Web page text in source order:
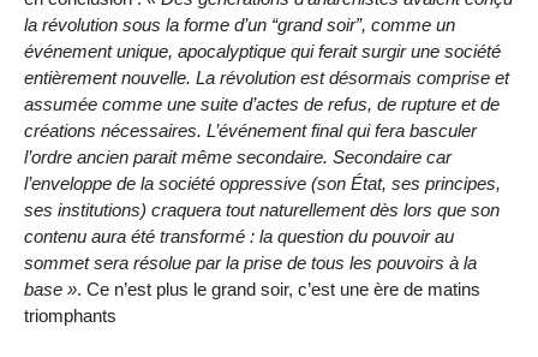
la révolution sous la forme d’un grand soir , comme un
événement unique, apocalyptique qui ferait surgir une société
entièrement nouvelle. La révolution est désormais comprise et
assumée comme une suite d’actes de refus, de rupture et de
créations nécessaires. L’événement final qui fera basculer
l’ordre ancien parait même secondaire. Secondaire car
l’enveloppe de la société oppressive (son État, ses principes,
ses institutions) craquera tout naturellement dès lors que son
contenu aura été transformé : la question du pouvoir au
sommet sera résolue par la prise de tous les pouvoirs à la
base
. Ce n’est plus le grand soir, c’est une ère de matins
triomphants